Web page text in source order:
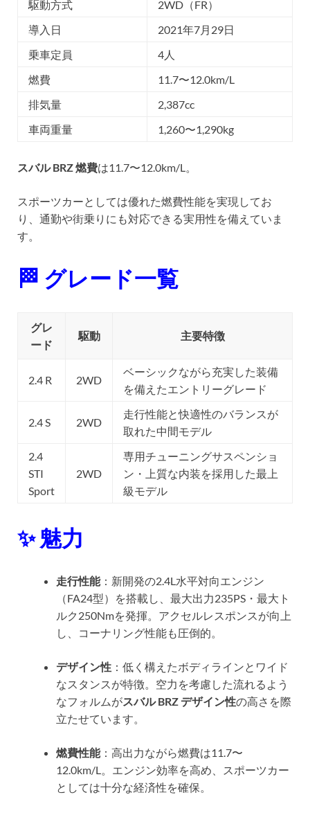
駆動方式
2WD（FR）
導入日
2021年7月29日
乗車定員
4人
燃費
11.7〜12.0km/L
排気量
2,387cc
車両重量
1,260〜1,290kg
スバル BRZ 燃費は11.7〜12.0km/L。
スポーツカーとしては優れた燃費性能を実現してお
り、通勤や街乗りにも対応できる実用性を備えていま
す。
🏁 グレード一覧
グレ
ード
駆動 主要特徴
2.4 R 2WD
ベーシックながら充実した装備
を備えたエントリーグレード
2.4 S 2WD
走行性能と快適性のバランスが
取れた中間モデル
2.4
STI
Sport
2WD
専用チューニングサスペンショ
ン・上質な内装を採用した最上
級モデル
✨ 魅力
走行性能：新開発の2.4L水平対向エンジン
（FA24型）を搭載し、最大出力235PS・最大ト
ルク250Nmを発揮。アクセルレスポンスが向上
し、コーナリング性能も圧倒的。
デザイン性 ：低く構えたボディラインとワイド
なスタンスが特徴。空力を考慮した流れるよう
なフォルムがスバル BRZ デザイン性の高さを際
立たせています。
燃費性能：高出力ながら燃費は11.7〜
12.0km/L。エンジン効率を高め、スポーツカー
としては十分な経済性を確保。